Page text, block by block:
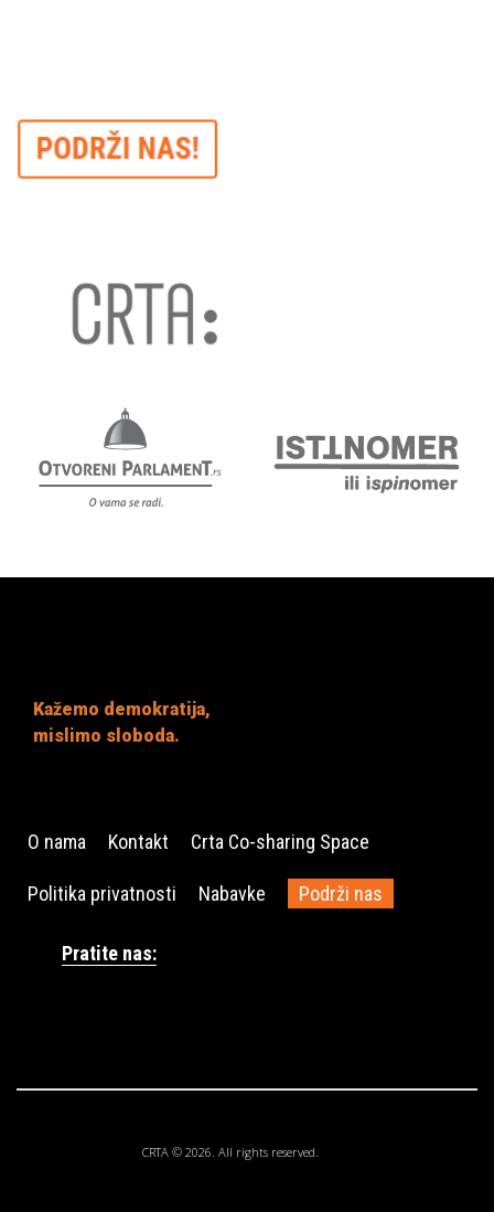
Kažemo demokratija,
mislimo sloboda.
O nama Kontakt Crta Co-sharing Space
Politika privatnosti Nabavke Podrži nas
Pratite nas:
CRTA © 2026. All rights reserved.